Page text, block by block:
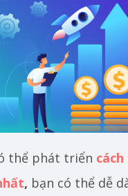
thể phát triển
, bạn có thể dễ